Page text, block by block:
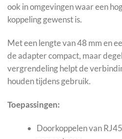
ook in omgevingen waar een
koppeling gewenst is.
Met een lengte van 48 mm en
de adapter compact, maar
vergrendeling helpt de
houden tijdens gebruik.
Toepassingen:
Doorkoppelen van